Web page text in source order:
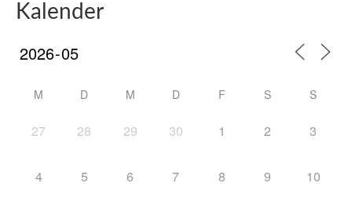
Kalender
M D M D F S S
27 28 29 30 1 2 3
4 5 6 7 8 9 10